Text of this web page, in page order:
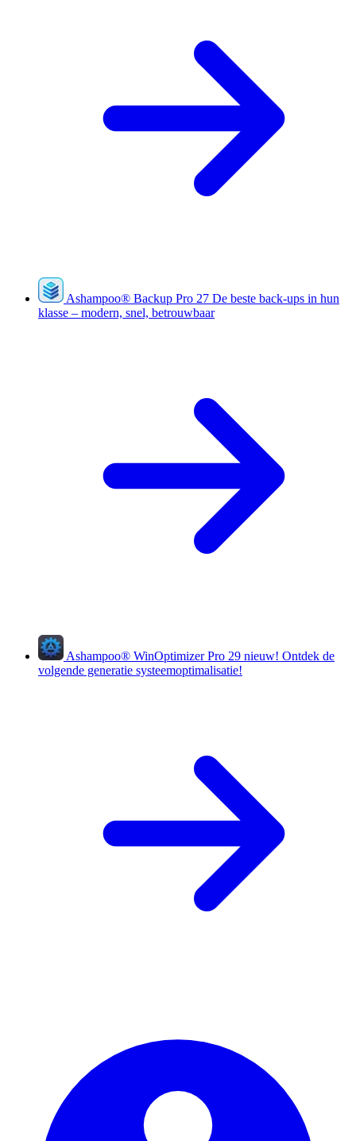
Ashampoo® Backup Pro 27 De beste back-ups in hun
klasse – modern, snel, betrouwbaar
Ashampoo® WinOptimizer Pro 29 nieuw! Ontdek de
volgende generatie systeemoptimalisatie!